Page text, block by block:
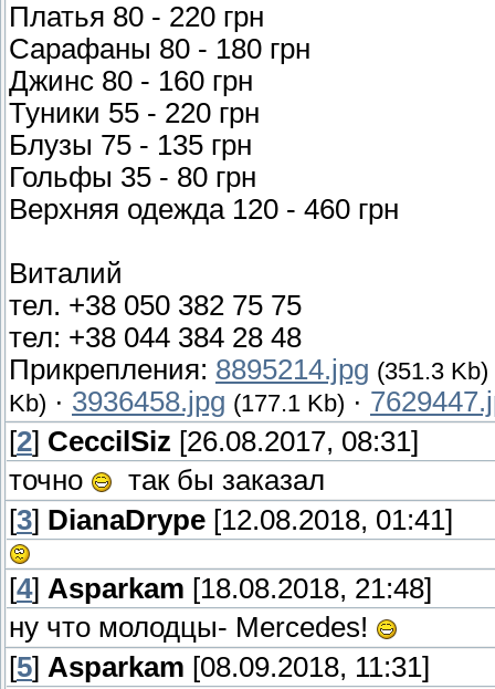
Платья 80 - 220 грн
Сарафаны 80 - 180 грн
Джинс 80 - 160 грн
Туники 55 - 220 грн
Блузы 75 - 135 грн
Гольфы 35 - 80 грн
Верхняя одежда 120 - 460 грн
Виталий
тел. +38 050 382 75 75
тел: +38 044 384 28 48
Прикрепления: 8895214.jpg (351.3 Kb)
Kb) · 3936458.jpg (177.1 Kb) ·
[2] CeccilSiz [26.08.2017, 08:31]
точно
так бы заказал
[3] DianaDrype [12.08.2018, 01:41]
[4] Asparkam [18.08.2018, 21:48]
ну что молодцы- Mercedes!
[5] Asparkam [08.09.2018, 11:31]